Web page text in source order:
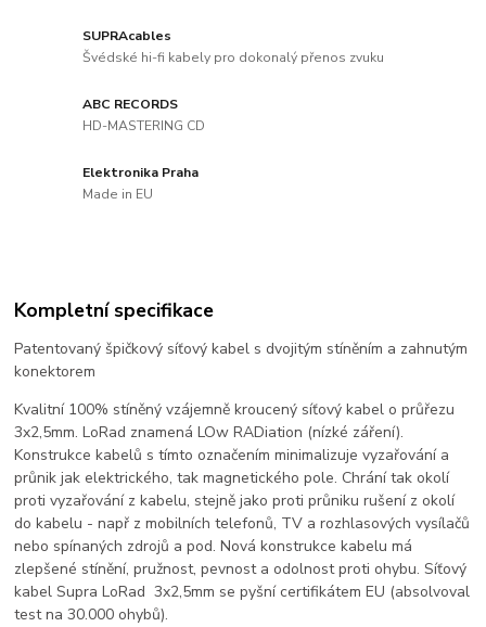
SUPRAcables
Švédské hi-fi kabely pro dokonalý přenos zvuku
ABC RECORDS
HD-MASTERING CD
Elektronika Praha
Made in EU
Kompletní specifikace
Patentovaný špičkový síťový kabel s dvojitým stíněním a zahnutým
konektorem
Kvalitní 100% stíněný vzájemně kroucený síťový kabel o průřezu
3x2,5mm. LoRad znamená LOw RADiation (nízké záření).
Konstrukce kabelů s tímto označením minimalizuje vyzařování a
průnik jak elektrického, tak magnetického pole. Chrání tak okolí
proti vyzařování z kabelu, stejně jako proti průniku rušení z okolí
do kabelu - např z mobilních telefonů, TV a rozhlasových vysílačů
nebo spínaných zdrojů a pod. Nová konstrukce kabelu má
zlepšené stínění, pružnost, pevnost a odolnost proti ohybu. Síťový
kabel Supra LoRad 3x2,5mm se pyšní certifikátem EU (absolvoval
test na 30.000 ohybů).